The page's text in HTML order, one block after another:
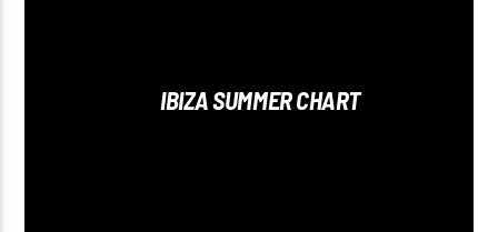
IBIZA SUMMER CHART